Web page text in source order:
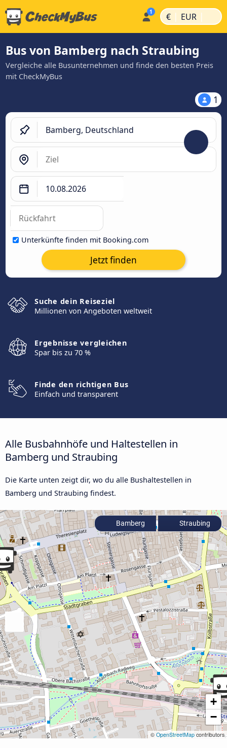
€ | EUR |
Bus von Bamberg nach Straubing
Vergleiche alle Busunternehmen und finde den besten Preis
mit CheckMyBus
1
Unterkünfte finden mit Booking.com
Jetzt finden
Suche dein Reiseziel
Millionen von Angeboten weltweit
Ergebnisse vergleichen
Spar bis zu 70 %
Finde den richtigen Bus
Einfach und transparent
Alle Busbahnhöfe und Haltestellen in
Bamberg und Straubing
Die Karte unten zeigt dir, wo du alle Bushaltestellen in
Bamberg und Straubing findest.
+
−
© OpenStreetMap contributors
Bamberg Straubing